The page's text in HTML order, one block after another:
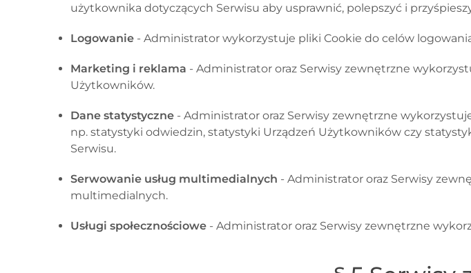
użytkownika dotyczących Serwisu aby usprawnić, polepszyć i
Logowanie - Administrator wykorzystuje pliki Cookie do celów
Marketing i reklama - Administrator oraz Serwisy zewnętrzne
Użytkowników.
Dane statystyczne - Administrator oraz Serwisy zewnętrzne
np. statystyki odwiedzin, statystyki Urządzeń Użytkowników czy
Serwisu.
Serwowanie usług multimedialnych - Administrator oraz Serwisy
multimedialnych.
Usługi społecznościowe - Administrator oraz Serwisy zewnętrzne